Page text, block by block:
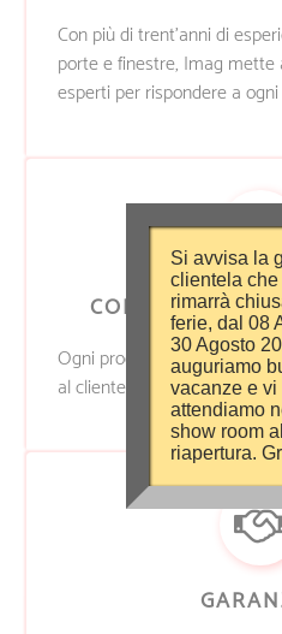
Con più di trent’anni di
porte e finestre, Imag mette
esperti per rispondere a
CONSEGNA &
Ogni prodotto Imag viene
al cliente e installato dai
Si avvisa la
clientela che
rimarrà
ferie, dal 08
30 Agosto
auguriamo
vacanze e vi
attendiamo
show room
riapertura.